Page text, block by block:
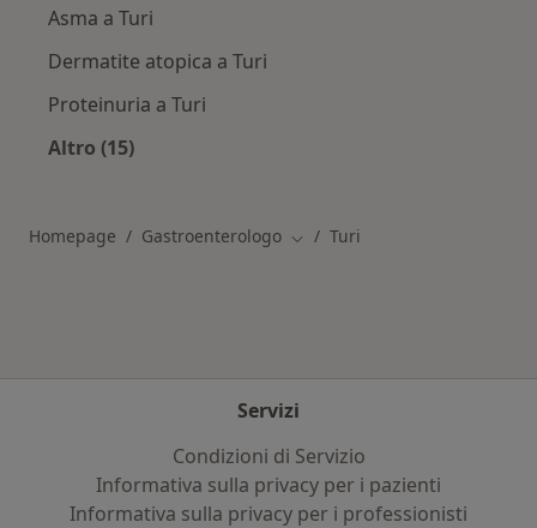
Asma a Turi
Dermatite atopica a Turi
Proteinuria a Turi
Altro (15)
Homepage Gastroenterologo Cambia città
Turi
Servizi
Condizioni di Servizio
Informativa sulla privacy per i pazienti
Informativa sulla privacy per i professionisti